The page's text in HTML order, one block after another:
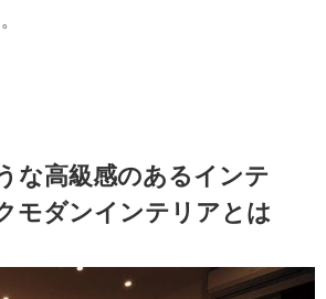
な高級感のあるインテ
モダンインテリアとは